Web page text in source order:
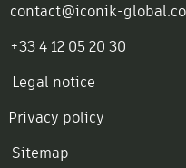
contact@iconik-
+33 4 12 05 20 30
Legal notice
Privacy policy
Sitemap